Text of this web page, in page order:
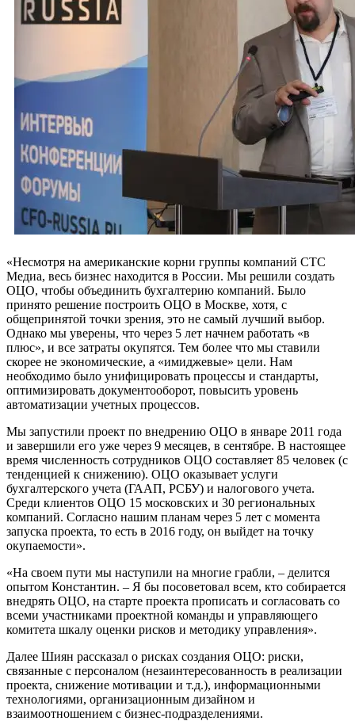
«Несмотря на американские корни группы компаний СТС
Медиа, весь бизнес находится в России. Мы решили создать
ОЦО, чтобы объединить бухгалтерию компаний. Было
принято решение построить ОЦО в Москве, хотя, с
общепринятой точки зрения, это не самый лучший выбор.
Однако мы уверены, что через 5 лет начнем работать «в
плюс», и все затраты окупятся. Тем более что мы ставили
скорее не экономические, а «имиджевые» цели. Нам
необходимо было унифицировать процессы и стандарты,
оптимизировать документооборот, повысить уровень
автоматизации учетных процессов.
Мы запустили проект по внедрению ОЦО в январе 2011 года
и завершили его уже через 9 месяцев, в сентябре. В настоящее
время численность сотрудников ОЦО составляет 85 человек (с
тенденцией к снижению). ОЦО оказывает услуги
бухгалтерского учета (ГААП, РСБУ) и налогового учета.
Среди клиентов ОЦО 15 московских и 30 региональных
компаний. Согласно нашим планам через 5 лет с момента
запуска проекта, то есть в 2016 году, он выйдет на точку
окупаемости».
«На своем пути мы наступили на многие грабли, – делится
опытом Константин. – Я бы посоветовал всем, кто собирается
внедрять ОЦО, на старте проекта прописать и согласовать со
всеми участниками проектной команды и управляющего
комитета шкалу оценки рисков и методику управления».
Далее Шиян рассказал о рисках создания ОЦО: риски,
связанные с персоналом (незаинтересованность в реализации
проекта, снижение мотивации и т.д.), информационными
технологиями, организационным дизайном и
взаимоотношением с бизнес-подразделениями.